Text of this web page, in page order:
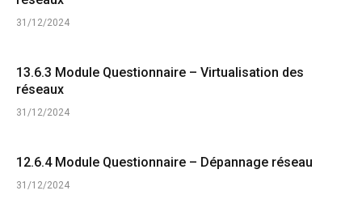
31/12/2024
13.6.3 Module Questionnaire – Virtualisation des
réseaux
31/12/2024
12.6.4 Module Questionnaire – Dépannage réseau
31/12/2024